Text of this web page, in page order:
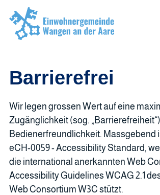
Barrierefrei
Wir legen grossen Wert auf eine
Zugänglichkeit (sog.
Bedienerfreundlichkeit. Massgebend
eCH-0059 - Accessibility Standard,
die international anerkannten Web
Accessibility Guidelines WCAG 2.1
Web Consortium W3C stützt.